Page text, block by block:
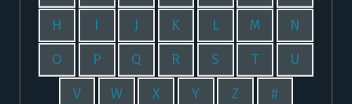
H I J K L M N
O P Q R S T U
V W X Y Z #